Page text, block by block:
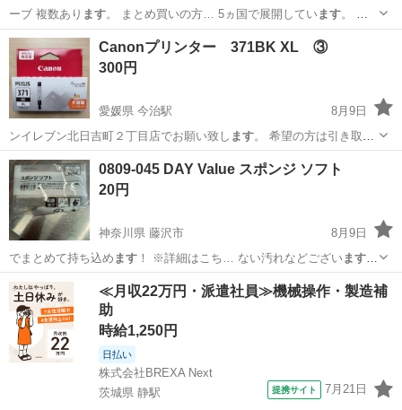
ーブ 複数あり ます。 まとめ買いの方… 5ヵ国で展開しています。 確
認の為に一… 度開封しておりますが子供は、触ってお…
岡山 岡山市 ベビー用品
Canonプリンター 371BK XL ③
300円
愛媛県 今治駅
8月9日
ンイレブン北日吉町２丁目店でお願い致し ます。 希望の方は引き取り
希望日時を2〜…
愛媛 今治市 Canon
0809-045 DAY Value スポンジ ソフト
20円
神奈川県 藤沢市
8月9日
でまとめて持ち込め ます！ ※詳細はこち… ない汚れなどございます
・詳細は現地で… お値引きは出来かねますのでご了承願い 、ご購入を
お願いします 。 【サイズ… るもので全てとなります詳細は現地で
ご…
神奈川 藤沢市 家庭用品 Value
≪月収22万円・派遣社員≫機械操作・製造補
助
時給1,250円
日払い
株式会社BREXA Next
茨城県 静駅
提携サイト 7月21日